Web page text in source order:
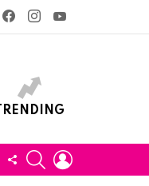
facebookinstagram
TRENDING
FOLLOWSEARCH